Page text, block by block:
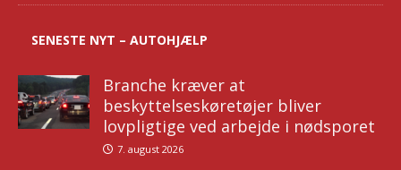
SENESTE NYT – AUTOHJÆLP
Branche kræver at
beskyttelseskøretøjer bliver
lovpligtige ved arbejde i nødsporet
7. august 2026